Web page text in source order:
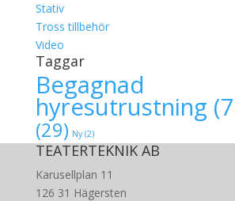
Stativ
Tross tillbehör
Video
Taggar
Begagnad
hyresutrustning
(29) Ny(2)
TEATERTEKNIK AB
Karusellplan 11
126 31 Hägersten